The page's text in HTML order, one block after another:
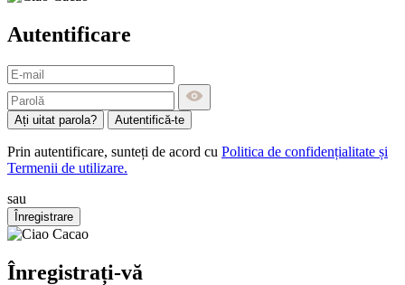
Autentificare
Ați uitat parola? Autentifică-te
Prin autentificare, sunteți de acord cu Politica de confidențialitate și
Termenii de utilizare.
sau
Înregistrare
Înregistrați-vă